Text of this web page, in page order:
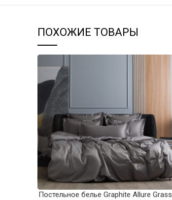
ПОХОЖИЕ ТОВАРЫ
Постельное белье Graphite Allure Grass